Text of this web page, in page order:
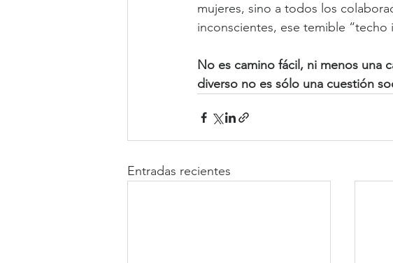
mujeres, sino a todos los
inconscientes, ese temible “techo
No es camino fácil, ni menos una
diverso no es sólo una cuestión
Entradas recientes